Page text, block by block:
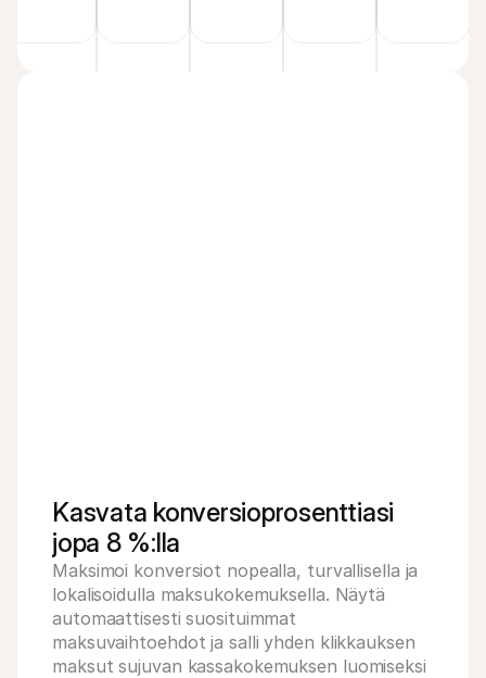
Maksa 239,00
€
Kasvata konversioprosenttiasi
jopa 8 %:lla
Maksimoi konversiot nopealla, turvallisella ja
lokalisoidulla maksukokemuksella. Näytä
automaattisesti suosituimmat
maksuvaihtoehdot ja salli yhden klikkauksen
maksut sujuvan kassakokemuksen luomiseksi